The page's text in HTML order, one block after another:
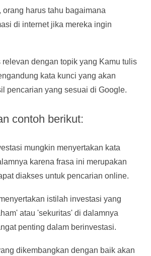
orang harus tahu bagaimana
di internet jika mereka ingin
dengan topik yang Kamu tulis
kata kunci yang akan
pencarian yang sesuai di Google.
contoh berikut:
mungkin menyertakan kata
karena frasa ini merupakan
diakses untuk pencarian online.
istilah investasi yang
atau 'sekuritas' di dalamnya
penting dalam berinvestasi.
dikembangkan dengan baik akan